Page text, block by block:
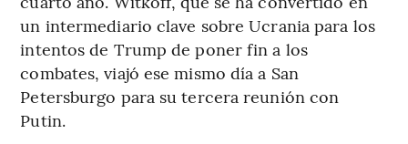
un intermediario clave sobre Ucrania para los
intentos de Trump de poner fin a los
combates, viajó ese mismo día a San
Petersburgo para su tercera reunión con
Putin.